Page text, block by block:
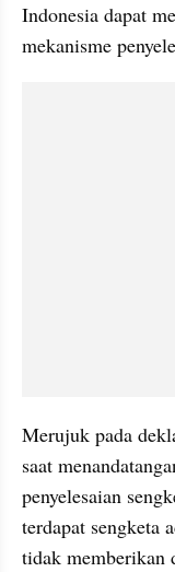
Indonesia dapat
mekanisme
Merujuk pada
saat
penyelesaian
terdapat sengketa
tidak memberikan